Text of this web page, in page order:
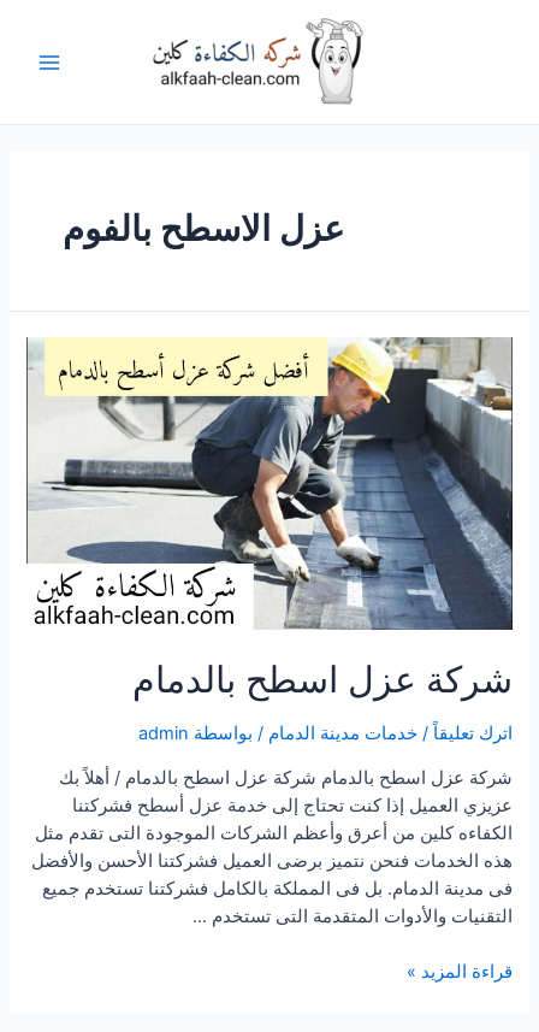
عزل الاسطح بالفوم
شركة عزل اسطح بالدمام
اترك تعليقاً /خدمات مدينة الدمام / بواسطة admin
شركة عزل اسطح بالدمام شركة عزل اسطح بالدمام / أهلاً بك
عزيزي العميل إذا كنت تحتاج إلى خدمة عزل أسطح فشركتنا
الكفاءه كلين من أعرق وأعظم الشركات الموجودة التى تقدم مثل
هذه الخدمات فنحن نتميز برضى العميل فشركتنا الأحسن والأفضل
فى مدينة الدمام. بل فى المملكة بالكامل فشركتنا تستخدم جميع
التقنيات والأدوات المتقدمة التى تستخدم …
شركة
قراءة المزيد »